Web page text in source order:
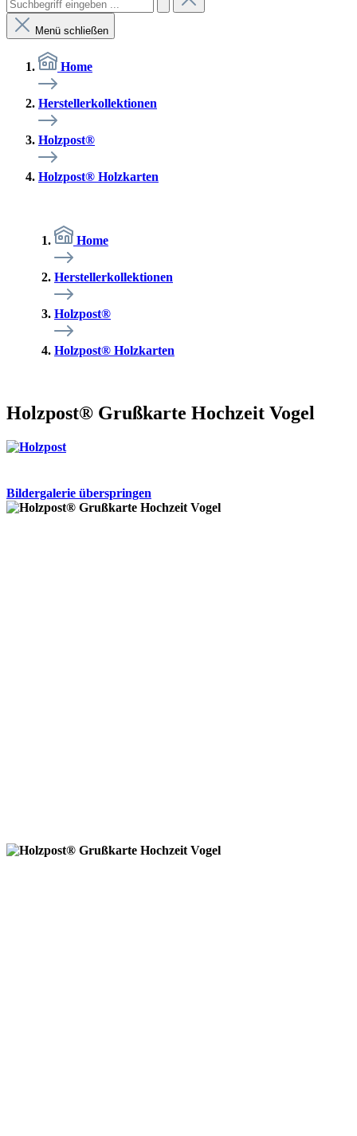
Menü schließen
Home
Herstellerkollektionen
Holzpost®
Holzpost® Holzkarten
Home
Herstellerkollektionen
Holzpost®
Holzpost® Holzkarten
Holzpost® Grußkarte Hochzeit Vogel
Bildergalerie überspringen